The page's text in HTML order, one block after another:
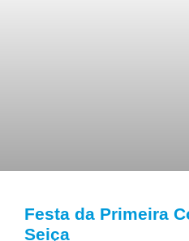
Festa da Primeira
Seiça